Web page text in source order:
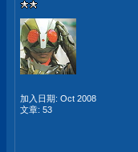
加入日期: Oct 2008
文章: 53